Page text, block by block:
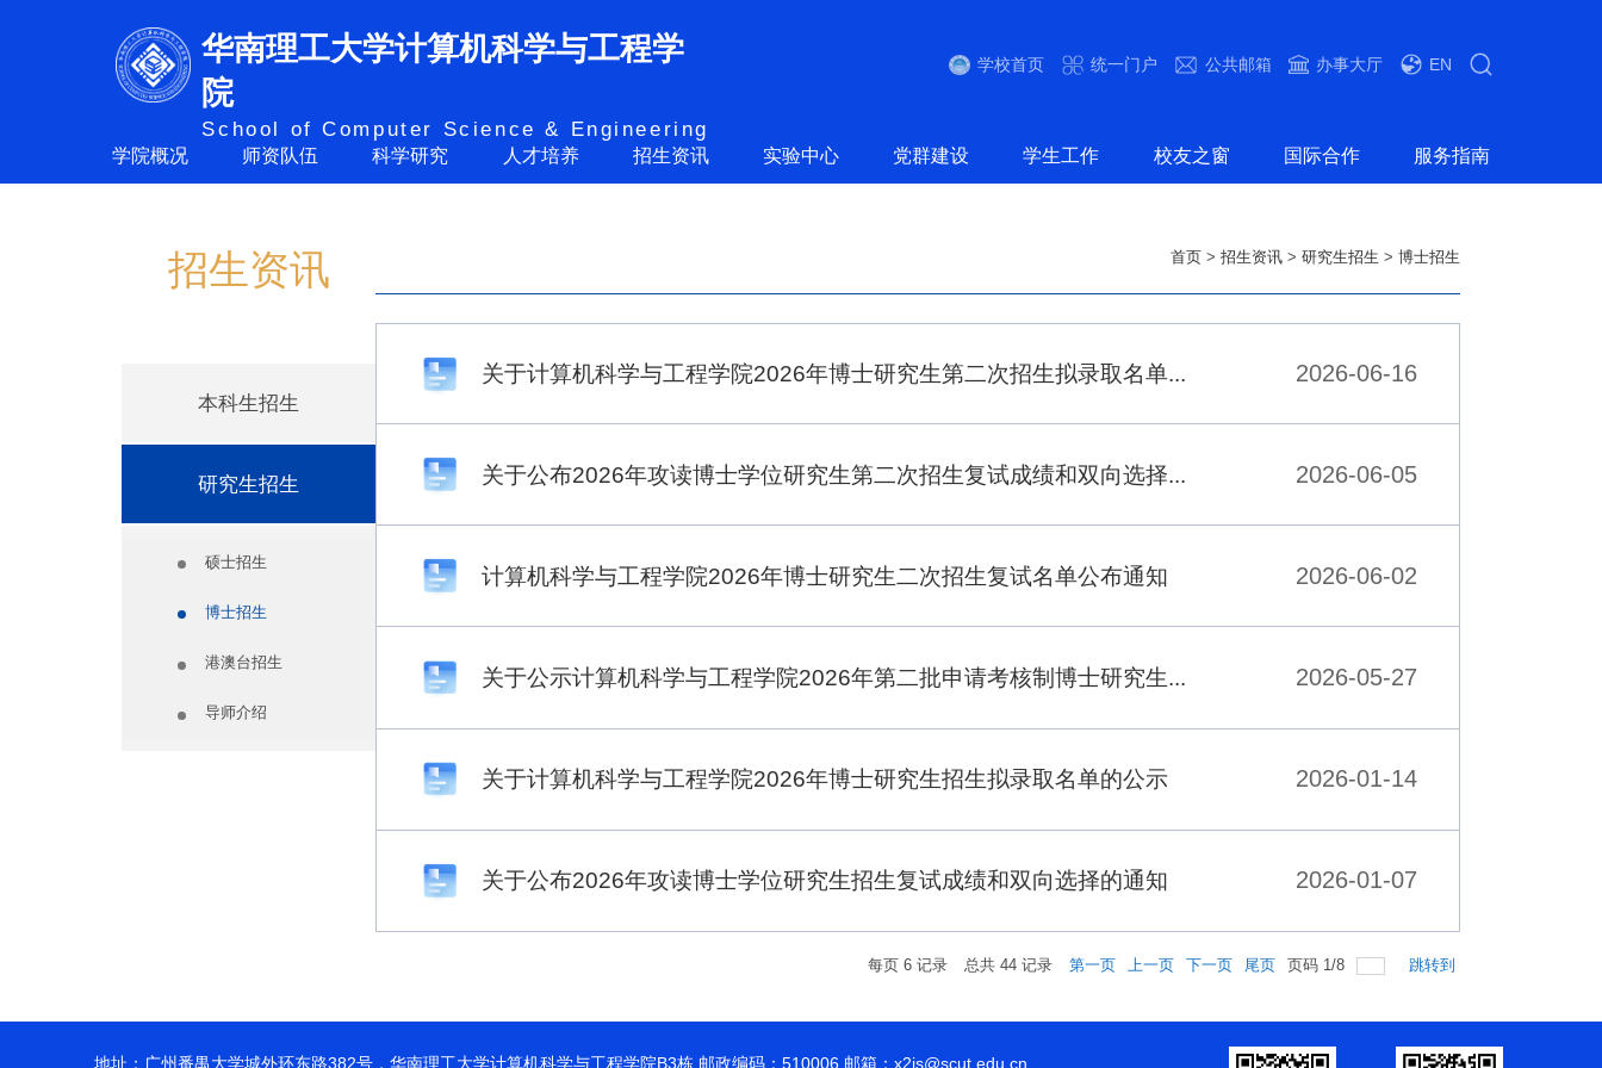
华南理工大学计算机科学与工程学
院
School of Computer Science & Engineering
学校首页 统一门户 公共邮箱 办事大厅 EN
学院概况 师资队伍 科学研究 人才培养 招生资讯 实验中心 党群建设 学生工作 校友之窗 国际合作 服务指南
招生资讯
招生资讯
本科生招生
研究生招生
硕士招生
博士招生
港澳台招生
导师介绍
首页 > 招生资讯 > 研究生招生 > 博士招生
关于计算机科学与工程学院2026年博士研究生第二次招生拟录取名单... 2026-06-16
关于公布2026年攻读博士学位研究生第二次招生复试成绩和双向选择... 2026-06-05
计算机科学与工程学院2026年博士研究生二次招生复试名单公布通知 2026-06-02
关于公示计算机科学与工程学院2026年第二批申请考核制博士研究生... 2026-05-27
关于计算机科学与工程学院2026年博士研究生招生拟录取名单的公示 2026-01-14
关于公布2026年攻读博士学位研究生招生复试成绩和双向选择的通知 2026-01-07
每页 6 记录 总共 44 记录 第一页 上一页 下一页 尾页 页码 1 /8 跳转到
地址：广州番禺大学城外环东路382号，华南理工大学计算机科学与工程学院B3栋 邮政编码：510006 邮箱：x2js@scut.edu.cn